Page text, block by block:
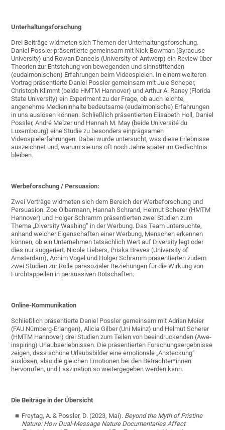
Unterhaltungsforschung
Drei Beiträge widmeten sich Themen der Unterhaltungsforschung.
Daniel Possler präsentierte gemeinsam mit Nick Bowman (Syracuse
University) und Rowan Daneels (University of Antwerp) ein Review über
Theorien zur Entstehung von bewegenden und sinnstiftenden
(eudaimonischen) Erfahrungen beim Videospielen. In einem weiteren
Vortrag präsentierte Daniel Possler gemeinsam mit Jule Scheper,
Christoph Klimmt (beide HMTM Hannover) und Arthur A. Raney (Florida
State University) ein Experiment zu der Frage, ob auch leichte,
angenehme Medieninhalte bedeutsame (eudaimonische) Erfahrungen
in uns auslösen können. Schließlich präsentierten Elisabeth Holl, Daniel
Possler, André Melzer und Hannah M. May (beide Université du
Luxembourg) eine Studie zu besonders einprägsamen
Videospielerfahrungen. Dabei wurde untersucht, was diese Erlebnisse
auszeichnet und, warum sie uns oft noch Jahre später im Gedächtnis
bleiben.
Werbeforschung / Persuasion:
Zwei Vorträge widmeten sich dem Bereich der Werbeforschung und
Persuasion. Zoe Olbermann, Hannah Schrand, Helmut Scherer (HMTM
Hannover) und Holger Schramm präsentierten zwei Studien zum
Thema „Diversity Washing“ in der Werbung. Das Team untersuchte,
anhand welcher Eigenschaften einer Werbung, Menschen erkennen
können, ob ein Unternehmen tatsächlich Wert auf Diversity legt oder
dies nur suggeriert. Nicole Liebers, Priska Breves (University of
Amsterdam), Achim Vogel und Holger Schramm präsentierten zudem
zwei Studien zur Rolle parasozialer Beziehungen für die Wirkung von
Furchtappellen in persuasiven Botschaften.
Online-Kommunikation
Schließlich präsentierte Daniel Possler gemeinsam mit Adrian Meier
(FAU Nürnberg-Erlangen), Alicia Gilber (Uni Mainz) und Helmut Scherer
(HMTM Hannover) drei Studien zum Teilen von beeindruckenden (Awe-
inspiring) Urlaubserlebnissen. Die präsentierten Forschungsergebnisse
zeigen, dass schöne Urlaubsbilder eine emotionale „Ansteckung“
auslösen, also die gleichen Emotionen bei den Betrachter*innen
hervorrufen, und Faszination so weitergegeben werden kann.
Die Beiträge in der Übersicht
Freytag, A. & Possler, D. (2023, Mai). Beyond the Myth of Pristine
Nature: How Dual-Message Nature Documentaries Affect